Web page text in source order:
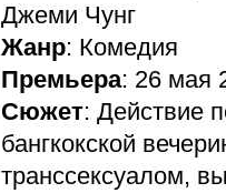
Джеми Чунг
Жанр: Комедия
Премьера: 26 мая
Сюжет: Действие
бангкокской
транссексуалом,